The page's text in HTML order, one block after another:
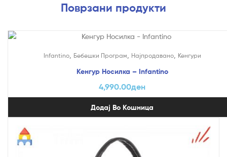
Поврзани продукти
Infantino, Бебешки Програм Најпродавано, Кенгури
Кенгур Носилка – Infantino
4,990.00ден
Додај Во Кошница